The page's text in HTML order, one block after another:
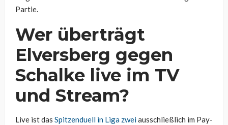
Partie.
Wer überträgt
Elversberg gegen
Schalke live im TV
und Stream?
Live ist das Spitzenduell in Liga zweiausschließlich im Pay-